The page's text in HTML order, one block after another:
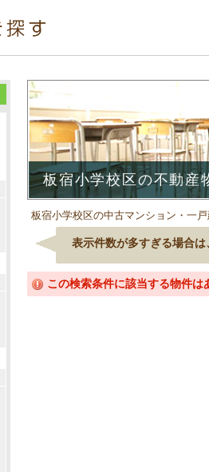
板宿小学校区の不動産
板宿小学校区の中古マンション・一
表示件数が多すぎる場合
この検索条件に該当する物件